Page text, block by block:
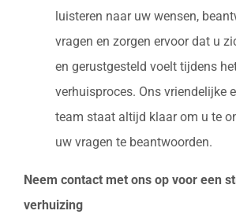
luisteren naar uw wensen,
vragen en zorgen ervoor dat u
en gerustgesteld voelt tijdens
verhuisproces. Ons vriendelijke
team staat altijd klaar om u te
uw vragen te beantwoorden.
Neem contact met ons op voor een
verhuizing